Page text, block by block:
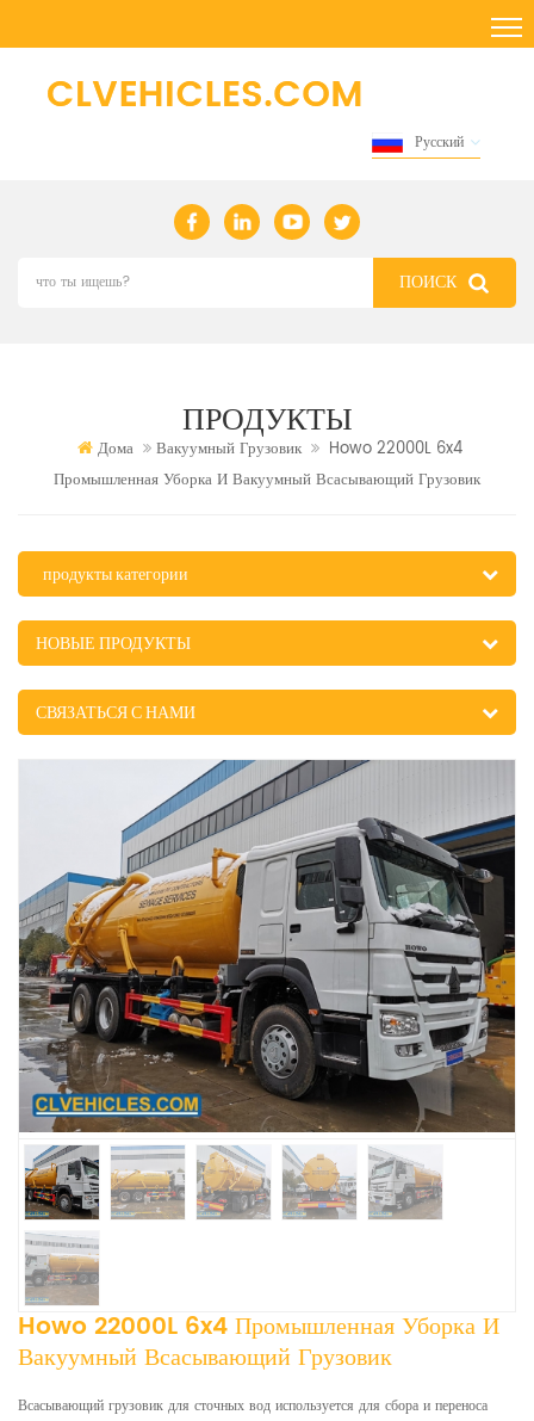
Русский
ПРОДУКТЫ
Дома Вакуумный Грузовик
Howo 22000L 6x4
Промышленная Уборка И Вакуумный Всасывающий Грузовик
продукты категории
НОВЫЕ ПРОДУКТЫ
СВЯЗАТЬСЯ С НАМИ
Howo 22000L 6x4 Промышленная Уборка И
Вакуумный Всасывающий Грузовик
Всасывающий грузовик для сточных вод используется для сбора и переноса